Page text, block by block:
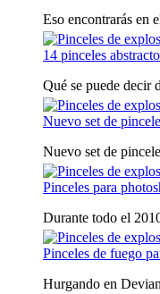
Eso encontrarás en
14 pinceles
Qué se puede decir
Nuevo set de
Nuevo set de
Pinceles para
Durante todo el
Pinceles de fuego
Hurgando en